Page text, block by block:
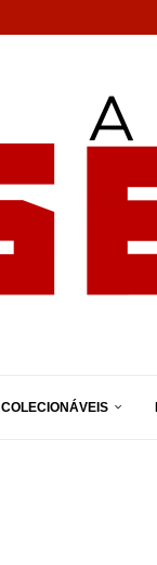
COLECIONÁVEIS